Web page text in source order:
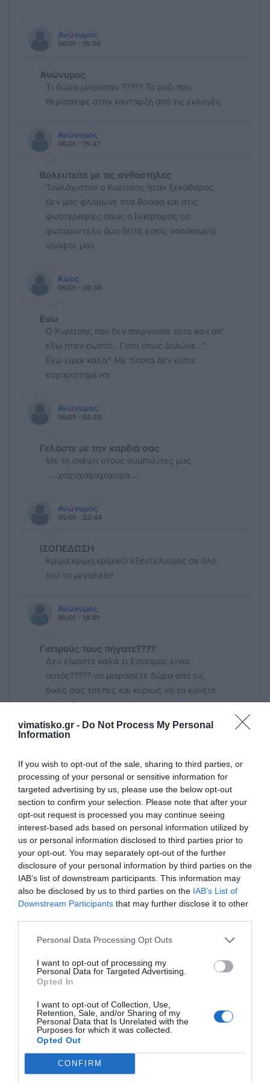
vimatisko.gr - Do Not Process My Personal
Information
If you wish to opt-out of the sale, sharing to third parties, or
processing of your personal or sensitive information for
targeted advertising by us, please use the below opt-out
section to confirm your selection. Please note that after your
opt-out request is processed you may continue seeing
interest-based ads based on personal information utilized by
us or personal information disclosed to third parties prior to
your opt-out. You may separately opt-out of the further
disclosure of your personal information by third parties on the
IAB’s list of downstream participants. This information may
also be disclosed by us to third parties on the IAB’s List of
Downstream Participants that may further disclose it to other
Personal Data Processing Opt Outs
I want to opt-out of processing my
Personal Data for Targeted Advertising.
Opted In
I want to opt-out of Collection, Use,
Retention, Sale, and/or Sharing of my
Personal Data that Is Unrelated with the
Purposes for which it was collected.
Opted Out
CONFIRM
Ανώνυμος
06/01 - 15:50
Ανώνυμος
Τι δώρα μοίρασαν ????? Το ρύζι που
περίσσεψε στην κανταρζη από τις εκλογές
Ανώνυμος
06/01 - 15:47
Βολευτειτε με τις ανθοστηλες
Τουλάχιστον ο Κυρίτσης ήταν ξεκάθαρος
δεν μας φλομωνε στα θαααα και στις
φωτογραφίες όπως ο Νικηταράς το
φωτομοντέλο άμα δείτε εσείς νοσοκομείο
γράψτε μου
Κωος
06/01 - 09:38
Ενω
Ο Κυρίτσης που δεν παιρνουσε ούτε καν απ'
έξω ήταν σωστό.. Γιατί όπως δηλώνε..."
Εγώ είμαι καλά" Με τίποτα δεν είστε
ευχαριστημένοι
Ανώνυμος
06/01 - 03:20
Γελάστε με την καρδιά σας
Με τη σκέψη στους συμπολίτες μας
.....χαχαχαχαχαχαχα....
Ανώνυμος
05/01 - 23:44
ΙΣΟΠΕΔΩΣΗ
Κρίμα,κρίμα,κρίμα!Ο εξευτελισμός σε όλο
του το μεγαλείο!
Ανώνυμος
05/01 - 18:01
Γιατρούς τους πήγατε????
Δεν είμαστε καλά τι ξιπααμος είναι
αυτός????? να μοιράσετε δώρα από τις
δικές σας τσέπες και κυρίως να το κάνετε
αθόρυβα φωτομοντέλα της κακιάς ώρας
ούτε τον πόνο των συμπατριωτών μας δεν
σέβεστε
Ανώνυμος
05/01 - 17:56
Ελεος
Βρε Νικηταρά τι κατρακύλα είναι αυτή????
βρε όπου σε σύρει η κολλητή σου τρέχεις
και παίρνεις και τις κάμερες δεν έχεις λίγο
τσίπα????αυτά δεν γίνονται με
τυμπανοκρουσιες λίγη σεμνότητα δεν
βλάπτει
Λαμογια
Εάν δεν φύγουν από το νοσοκομείο τα
κουμάντο τόσα χρόνια δεν πρόκειται να
έρθει ούτε να κάτσει κανένας γιατρός
Ανώνυμος
05/01 - 01:15